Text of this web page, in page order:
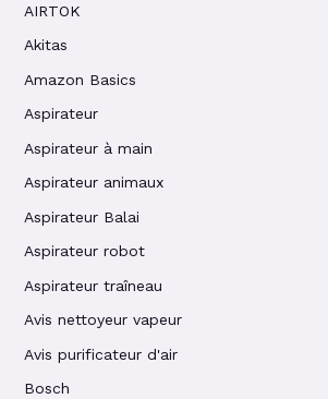
AIRTOK
Akitas
Amazon Basics
Aspirateur
Aspirateur à main
Aspirateur animaux
Aspirateur Balai
Aspirateur robot
Aspirateur traîneau
Avis nettoyeur vapeur
Avis purificateur d'air
Bosch